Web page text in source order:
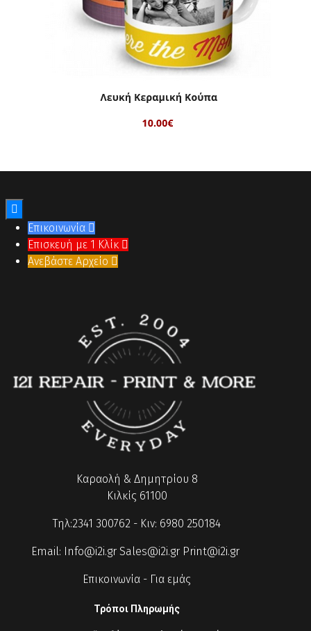

Επικοινωνία 
Επισκευή με 1 Κλίκ 
Ανεβάστε Αρχείο 
Καραολή & Δημητρίου 8
Κιλκίς 61100
Τηλ:2341 300762 - Κιν: 6980 250184
Email: Info@i2i.gr Sales@i2i.gr Print@i2i.gr
Επικοινωνία - Για εμάς
Τρόποι Πληρωμής